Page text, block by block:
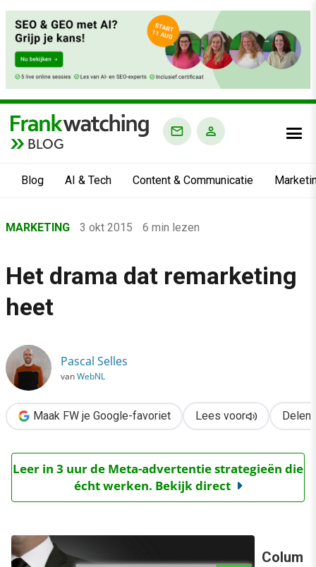
BLOG
Blog AI & Tech Content & Communicatie
›
›
Marketing
Het drama dat remarketing heet
MARKETING 3 okt 2015 6 min lezen
Het drama dat remarketing
heet
Pascal Selles
vanWebNL
Maak FW je Google-favoriet Lees voor Delen
Leer in 3 uur de Meta-advertentie strategieën die
écht werken. Bekijk direct
Colum